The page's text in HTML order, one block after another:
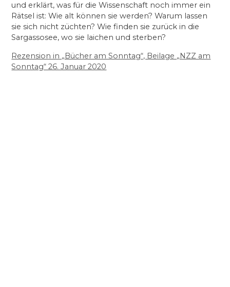
und erklärt, was für die Wissenschaft noch immer ein
Rätsel ist: Wie alt können sie werden? Warum lassen
sie sich nicht züchten? Wie finden sie zurück in die
Sargassosee, wo sie laichen und sterben?
Rezension in „Bücher am Sonntag“, Beilage „NZZ am
Sonntag“ 26. Januar 2020